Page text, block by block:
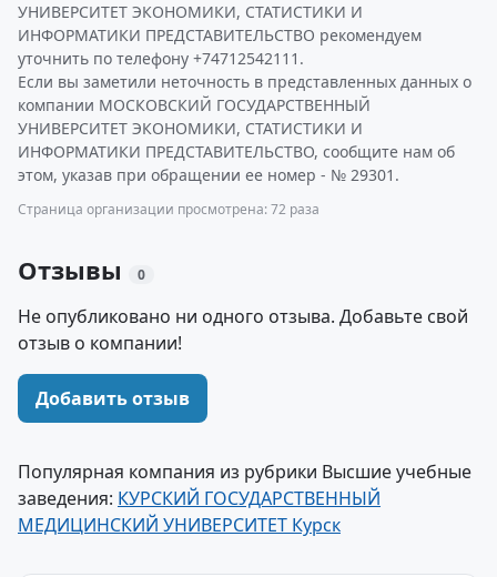
УНИВЕРСИТЕТ ЭКОНОМИКИ, СТАТИСТИКИ И
ИНФОРМАТИКИ ПРЕДСТАВИТЕЛЬСТВО рекомендуем
уточнить по телефону +74712542111.
Если вы заметили неточность в представленных данных о
компании МОСКОВСКИЙ ГОСУДАРСТВЕННЫЙ
УНИВЕРСИТЕТ ЭКОНОМИКИ, СТАТИСТИКИ И
ИНФОРМАТИКИ ПРЕДСТАВИТЕЛЬСТВО, сообщите нам об
этом, указав при обращении ее номер - № 29301.
Страница организации просмотрена: 72 раза
Отзывы 0
Не опубликовано ни одного отзыва. Добавьте свой
отзыв о компании!
Добавить отзыв
Популярная компания из рубрики Высшие учебные
заведения: КУРСКИЙ ГОСУДАРСТВЕННЫЙ
МЕДИЦИНСКИЙ УНИВЕРСИТЕТ Курск